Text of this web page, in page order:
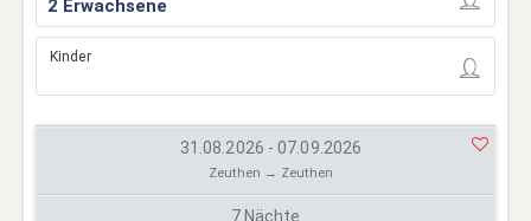
Kinder
31.08.2026 - 07.09.2026
Zeuthen → Zeuthen
7 Nächte